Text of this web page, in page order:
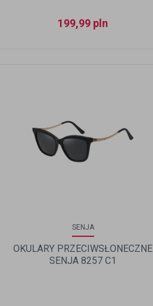
199,99 pln
SENJA
OKULARY PRZECIWSŁONECZNE
SENJA 8257 C1